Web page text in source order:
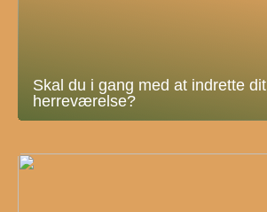
Skal du i gang med at indrette dit
herreværelse?